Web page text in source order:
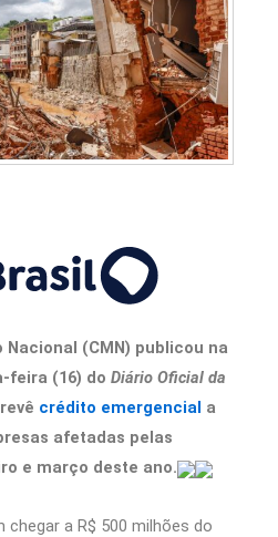
Nacional (CMN) publicou na
feira (16) do Diário Oficial da
crédito emergencial a
afetadas pelas
e março deste ano.
chegar a R$ 500 milhões do